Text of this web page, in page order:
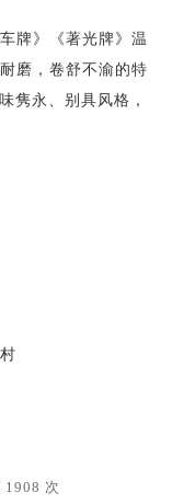
牌》《著光牌》温
磨，卷舒不渝的特
隽永、别具风格，
1908 次